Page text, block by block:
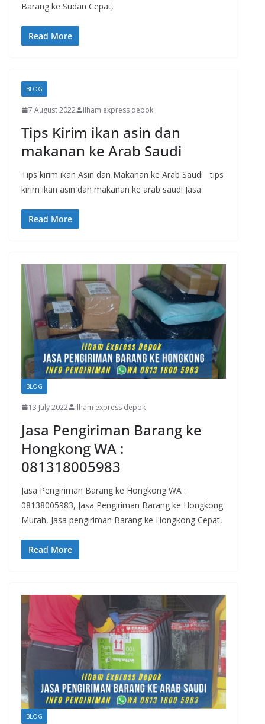
Barang ke Sudan Cepat,
Read More
BLOG
7 August 2022 ilham express depok
Tips Kirim ikan asin dan
makanan ke Arab Saudi
Tips kirim ikan Asin dan Makanan ke Arab Saudi tips
kirim ikan asin dan makanan ke arab saudi Jasa
Read More
BLOG
13 July 2022 ilham express depok
Jasa Pengiriman Barang ke
Hongkong WA :
081318005983
Jasa Pengiriman Barang ke Hongkong WA :
08138005983, Jasa Pengiriman Barang ke Hongkong
Murah, Jasa pengiriman Barang ke Hongkong Cepat,
Read More
BLOG